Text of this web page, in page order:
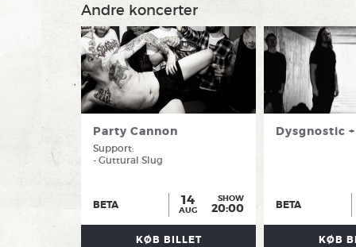
Andre koncerter
Party Cannon
Support:
- Guttural Slug
BETA 14
AUG
SHOW
20:00
KØB BILLET
Dysgnostic
BETA
KØB